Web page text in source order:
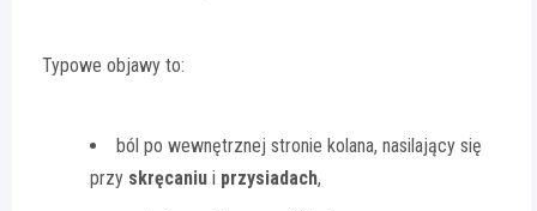
Typowe objawy to:
ból po wewnętrznej stronie kolana, nasilający się
przy skręcaniu i przysiadach,